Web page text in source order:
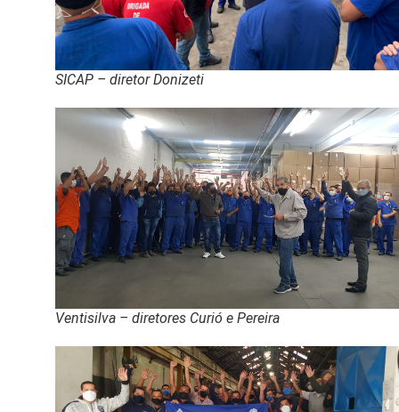
SICAP – diretor Donizeti
Ventisilva – diretores Curió e Pereira